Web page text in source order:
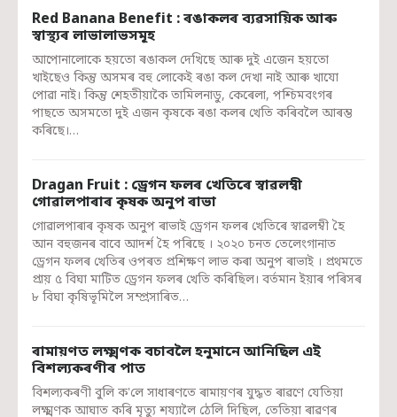
Red Banana Benefit : ৰঙাকলৰ ব্যৱসায়িক আৰু
স্বাস্থ্যৰ লাভালাভসমূহ
আপোনালোকে হয়তো ৰঙাকল দেখিছে আৰু দুই এজেন হয়তো
খাইছেও কিন্তু অসমৰ বহু লোকেই ৰঙা কল দেখা নাই আৰু খাযো
পোৱা নাই। কিন্তু শেহতীয়াকৈ তামিলনাডু, কেৰেলা, পশ্চিমবংগৰ
পাছতে অসমতো দুই এজন কৃষকে ৰঙা কলৰ খেতি কৰিবলৈ আৰম্ভ
কৰিছে।…
Dragan Fruit : ড্ৰেগন ফলৰ খেতিৰে স্বাৱলম্বী
গোৱালপাৰাৰ কৃষক অনুপ ৰাভা
গোৱালপাৰাৰ কৃষক অনুপ ৰাভাই ড্ৰেগন ফলৰ খেতিৰে স্বাৱলম্বী হৈ
আন বহুজনৰ বাবে আদৰ্শ হৈ পৰিছে । ২০২০ চনত তেলেংগানাত
ড্ৰেগন ফলৰ খেতিৰ ওপৰত প্ৰশিক্ষণ লাভ কৰা অনুপ ৰাভাই । প্ৰথমতে
প্ৰায় ৫ বিঘা মাটিত ড্ৰেগন ফলৰ খেতি কৰিছিল। বৰ্তমান ইয়াৰ পৰিসৰ
৮ বিঘা কৃষিভূমিলৈ সম্প্ৰসাৰিত…
ৰামায়ণত লক্ষ্মণক বচাবলৈ হনুমানে আনিছিল এই
বিশল্যকৰণীৰ পাত
বিশল্যকৰণী বুলি ক'লে সাধাৰণতে ৰামায়ণৰ যুদ্ধত ৰাৱণে যেতিয়া
লক্ষ্মণক আঘাত কৰি মৃত্যু শয্যালৈ ঠেলি দিছিল, তেতিয়া ৰাৱণৰ